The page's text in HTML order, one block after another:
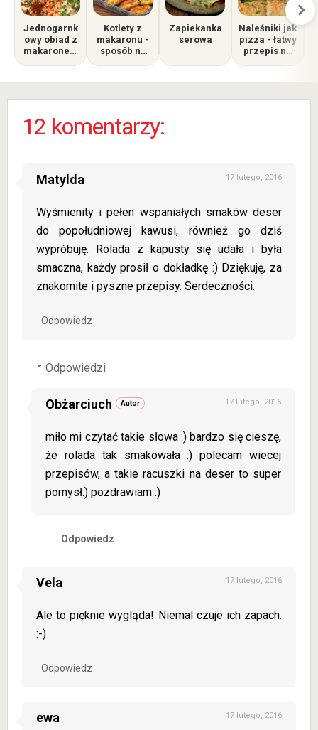
Jednogarnk
owy obiad z
makaronem
ogranicza
Kotlety z
makaronu -
sposób na
Zapiekanka
serowa
Naleśniki jak
pizza - łatwy
przepis na
12 komentarzy:
Matylda 17 lutego, 2016
Wyśmienity i pełen wspaniałych smaków deser
do popołudniowej kawusi, również go dziś
wypróbuję. Rolada z kapusty się udała i była
smaczna, każdy prosił o dokładkę :) Dziękuję, za
znakomite i pyszne przepisy. Serdeczności.
Odpowiedz
Odpowiedzi
Obżarciuch 17 lutego, 2016
miło mi czytać takie słowa :) bardzo się cieszę,
że rolada tak smakowała :) polecam wiecej
przepisów, a takie racuszki na deser to super
pomysł:) pozdrawiam :)
Odpowiedz
Vela 17 lutego, 2016
Ale to pięknie wygląda! Niemal czuje ich zapach.
:-)
Odpowiedz
ewa 17 lutego, 2016